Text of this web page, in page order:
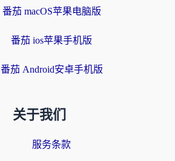
番茄 macOS苹果电脑版
番茄 ios苹果手机版
番茄 Android安卓手机版
关于我们
服务条款